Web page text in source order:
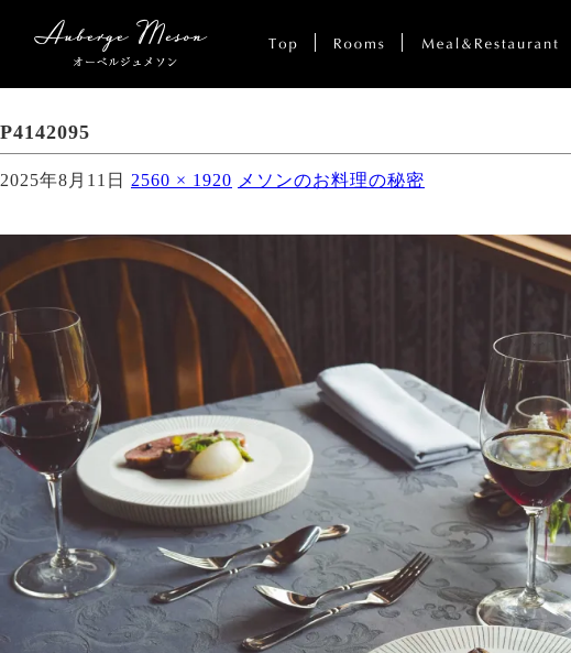
P4142095
2025年8月11日 2560 × 1920 メソンのお料理の秘密